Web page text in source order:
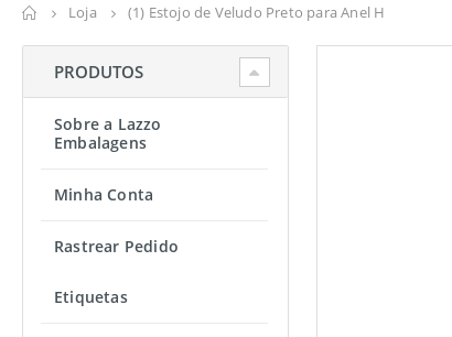
Loja (1) Estojo de Veludo Preto para Anel H
PRODUTOS
Sobre a Lazzo
Embalagens
Minha Conta
Rastrear Pedido
Etiquetas